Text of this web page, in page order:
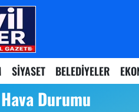
SİYASET BELEDİYELER
Durumu